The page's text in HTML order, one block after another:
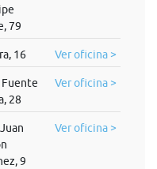
79
16 Ver oficina >
Fuente
28
Ver oficina >
9
Ver oficina >